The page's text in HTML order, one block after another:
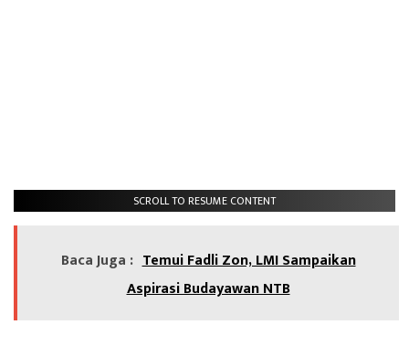
SCROLL TO RESUME CONTENT
Baca Juga : Temui Fadli Zon, LMI Sampaikan
Aspirasi Budayawan NTB